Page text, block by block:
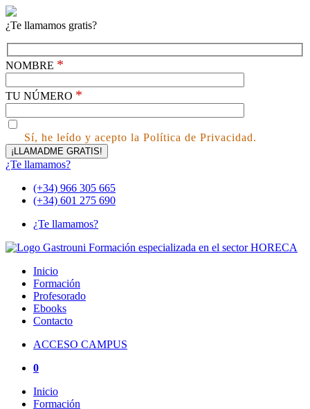
¿Te llamamos gratis?
NOMBRE *
TU NÚMERO *
Sí, he leído y acepto la Política de Privacidad.
¿Te llamamos?
(+34) 966 305 665
(+34) 601 275 690
¿Te llamamos?
Inicio
Formación
Profesorado
Ebooks
Contacto
ACCESO CAMPUS
0
Inicio
Formación